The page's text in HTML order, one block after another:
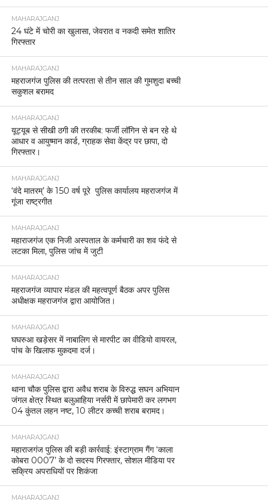
MAHARAJGANJ
24 घंटे में चोरी का खुलासा, जेवरात व नकदी समेत शातिर
गिरफ्तार
MAHARAJGANJ
महराजगंज पुलिस की तत्परता से तीन साल की गुमशुदा बच्ची
सकुशल बरामद
MAHARAJGANJ
यूट्यूब से सीखी ठगी की तरकीब: फर्जी लॉगिन से बन रहे थे
आधार व आयुष्मान कार्ड, ग्राहक सेवा केंद्र पर छापा, दो
गिरफ्तार।
MAHARAJGANJ
‘वंदे मातरम्’ के 150 वर्ष पूरे पुलिस कार्यालय महराजगंज में
गूंजा राष्ट्रगीत
MAHARAJGANJ
महाराजगंज एक निजी अस्पताल के कर्मचारी का शव फंदे से
लटका मिला, पुलिस जांच में जुटी
MAHARAJGANJ
महराजगंज व्यापार मंडल की महत्वपूर्ण बैठक अपर पुलिस
अधीक्षक महराजगंज द्वारा आयोजित।
MAHARAJGANJ
घघरुआ खड़ेसर में नाबालिग से मारपीट का वीडियो वायरल,
पांच के खिलाफ मुकदमा दर्ज।
MAHARAJGANJ
थाना चौक पुलिस द्वारा अवैध शराब के विरुद्ध सघन अभियान
जंगल क्षेत्र स्थित बलुआहिया नर्सरी में छापेमारी कर लगभग
04 कुंतल लहन नष्ट, 10 लीटर कच्ची शराब बरामद।
MAHARAJGANJ
महाराजगंज पुलिस की बड़ी कार्रवाई: इंस्टाग्राम गैंग ‘काला
कोबरा 0007’ के दो सदस्य गिरफ्तार, सोशल मीडिया पर
सक्रिय अपराधियों पर शिकंजा
MAHARAJGANJ